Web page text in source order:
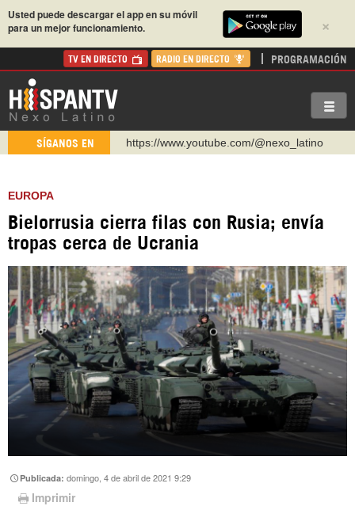
×
Usted puede descargar el app en su móvil
para un mejor funcionamiento.
TV EN DIRECTO RADIO EN DIRECTO PROGRAMACIÓN
SÍGANOS EN
https://www.youtube.com/@nexo_latino
https://urmedium.com/c/hispantv
WhatsApp y Viber: +98 921 79 29 404
https://www.facebook.com/Nexolatino.Canal
EUROPA
Bielorrusia cierra filas con Rusia; envía
tropas cerca de Ucrania
Publicada:domingo, 4 de abril de 2021 9:29
Imprimir